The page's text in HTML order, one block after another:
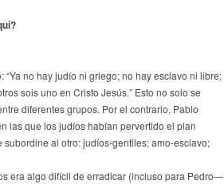
no hay judío ni griego; no hay esclavo ni libre;
sois uno en Cristo Jesús.” Esto no solo se
diferentes grupos. Por el contrario, Pablo
las que los judíos habían pervertido el plan
al otro: judíos-gentiles; amo-esclavo;
era algo difícil de erradicar (incluso para Pedro—